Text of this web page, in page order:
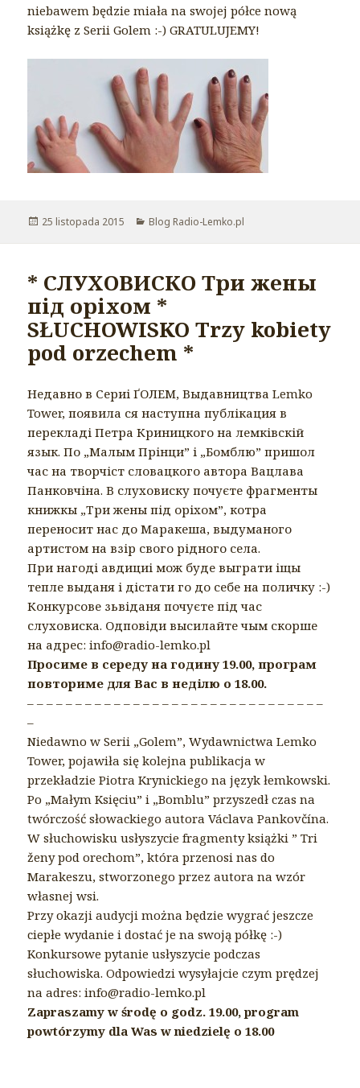
niebawem będzie miała na swojej półce nową
książkę z Serii Golem :-) GRATULUJEMY!
Opublikowano
25 listopada 2015 Kategorie
Blog Radio-Lemko.pl
* СЛУХОВИСКО Три жены
під оріхом *
SŁUCHOWISKO Trzy kobiety
pod orzechem *
Недавно в Сериі ҐОЛЕМ, Выдавництва Lemko
Tower, появила ся наступна публікация в
перекладі Петра Криницкого на лемківскій
язык. По „Малым Прінци” і „Бомблю” пришол
час на творчіст словацкого автора Вацлава
Панковчіна. В слуховиску почуєте фрагменты
книжкы „Три жены під оріхом”, котра
переносит нас до Маракеша, выдуманого
артистом на взір свого рідного села.
При нагоді авдициі мож буде выграти іщы
тепле выданя і дістати го до себе на поличку :-)
Конкурсове зьвіданя почуєте під час
слуховиска. Одповіди высилайте чым скорше
на адрес: info@radio-lemko.pl
Просиме в середу на годину 19.00, програм
повториме для Вас в неділю о 18.00.
– – – – – – – – – – – – – – – – – – – – – – – – – – – – – – –
–
Niedawno w Serii „Golem”, WydawnictwaLemko
Tower, pojawiła się kolejna publikacja w
przekładzie Piotra Krynickiego na język łemkowski.
Po „Małym Księciu” i „Bomblu” przyszedł czas na
twórczość słowackiego autora Václava Pankovčína.
W słuchowisku usłyszycie fragmenty książki ” Tri
ženy pod orechom”, która przenosi nas do
Marakeszu, stworzonego przez autora na wzór
własnej wsi.
Przy okazji audycji można będzie wygrać jeszcze
ciepłe wydanie i dostać je na swoją półkę :-)
Konkursowe pytanie usłyszycie podczas
słuchowiska. Odpowiedzi wysyłajcie czym prędzej
na adres: info@radio-lemko.pl
Zapraszamy w środę o godz. 19.00, program
powtórzymy dla Was w niedzielę o 18.00